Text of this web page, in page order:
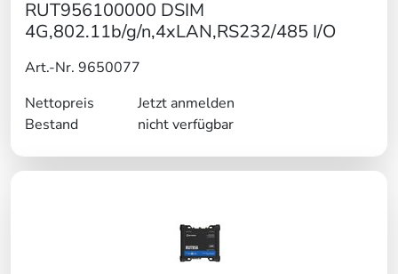
RUT956100000 DSIM
4G,802.11b/g/n,4xLAN,RS232/485 I/O
Art.-Nr. 9650077
Nettopreis
Jetzt anmelden
Bestand
nicht verfügbar